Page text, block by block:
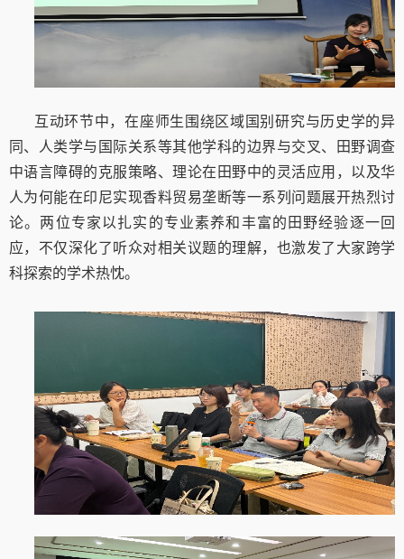
互动环节中，在座师生围绕区域国别研究与历史学的异
同、人类学与国际关系等其他学科的边界与交叉、田野调查
中语言障碍的克服策略、理论在田野中的灵活应用，以及华
人为何能在印尼实现香料贸易垄断等一系列问题展开热烈讨
论。两位专家以扎实的专业素养和丰富的田野经验逐一回
应，不仅深化了听众对相关议题的理解，也激发了大家跨学
科探索的学术热忱。